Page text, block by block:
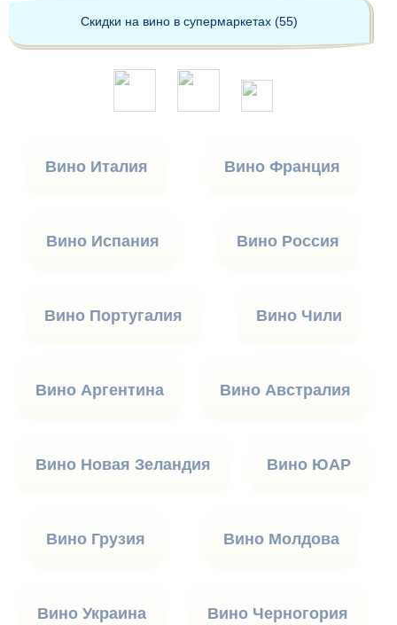
Скидки на вино в супермаркетах (55)
Вино Италия Вино Франция
Вино Испания Вино Россия
Вино Португалия Вино Чили
Вино Аргентина Вино Австралия
Вино Новая Зеландия Вино ЮАР
Вино Грузия Вино Молдова
Вино Украина Вино Черногория